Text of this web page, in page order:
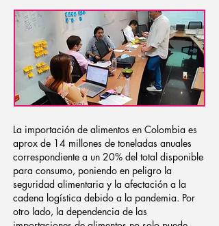
La importación de alimentos en Colombia es
aprox de 14 millones de toneladas anuales
correspondiente a un 20% del total disponible
para consumo, poniendo en peligro la
seguridad alimentaria y la afectación a la
cadena logística debido a la pandemia. Por
otro lado, la dependencia de las